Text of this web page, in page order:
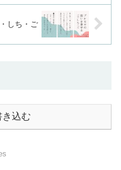
しち・ご
き込む